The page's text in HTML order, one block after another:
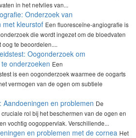
in het netvlies van...
Onderzoek van
met kleurstof Een fluoresceïne-angiografie is
die wordt ingezet om de bloedvaten
te beoordelen....
Oogonderzoek om
onderzoeken Een
is een oogonderzoek waarmee de oogarts
vermogen van de ogen om subtiele
Aandoeningen en problemen De
rol bij het beschermen van de ogen en
vochtig oogoppervlak. Verschillende...
en problemen met de cornea Het